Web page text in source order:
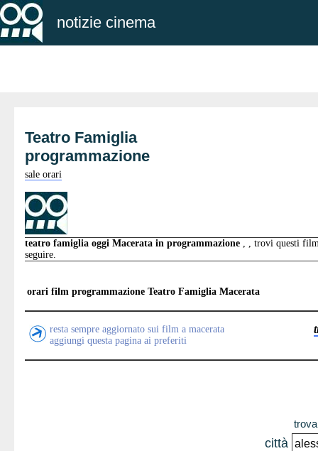
notizie cinema
Teatro Famiglia
programmazione
sale orari
teatro famiglia oggi Macerata in programmazione , , trovi questi
seguire.
orari film programmazione Teatro Famiglia Macerata
resta sempre aggiornato sui film a macerata
aggiungi questa pagina ai preferiti
città